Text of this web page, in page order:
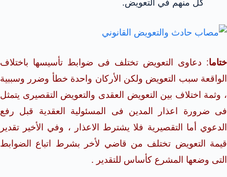
كل منهم في التعويض.
ختاما: دعاوى التعويض تختلف فى ضوابط تأسيسها باختلاف
الواقعة سبب التعويض ولكن الأركان واحدة خطأ وضرر وسببية
، وثمة اختلاف بين التعويض العقدى والتعويض التقصيرى يتمثل
فى ضرورة اعذار المدين فى المسئولية العقدية قبل رفع
الدعوي أما التقصيرية فلا يشترط الاعذار ، وفي الأخير تقدير
قيمة التعويض تختلف من قاضي لأخر بشرط اتباع الضوابط
التى وضعها المشرع كأساس للتقدير .